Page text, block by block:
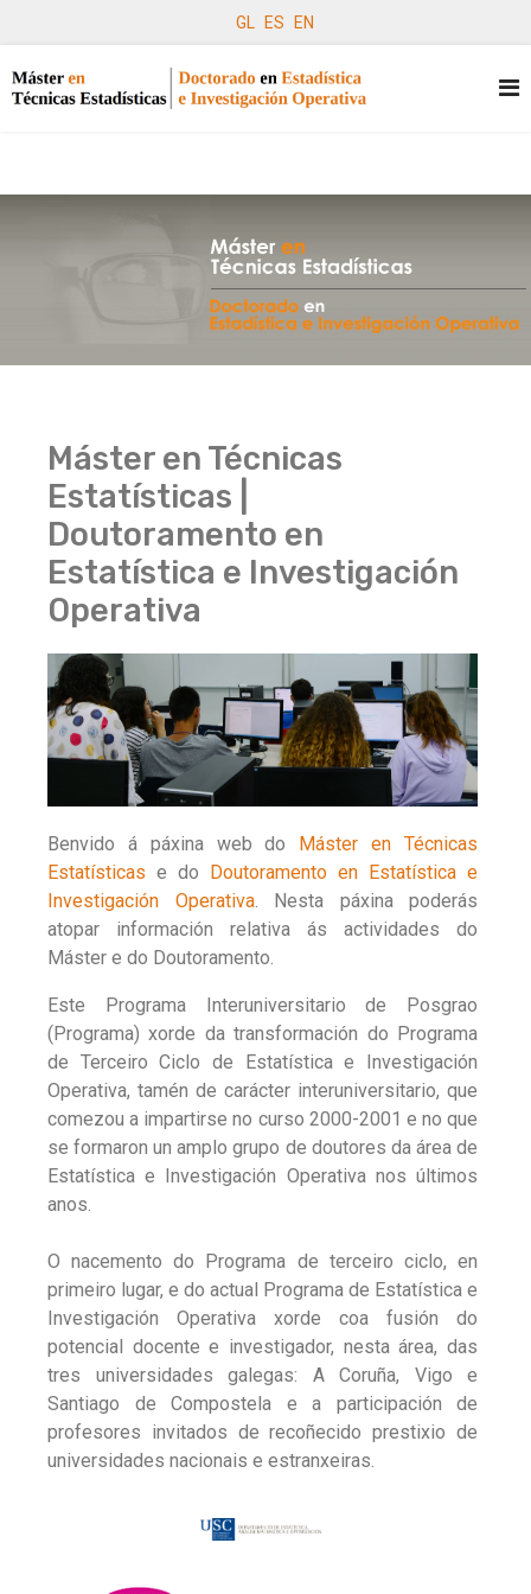
GL ES EN
Máster en Técnicas
Estatísticas |
Doutoramento en
Estatística e Investigación
Operativa
Benvido á páxina web do Máster en Técnicas
Estatísticas e do Doutoramento en Estatística e
Investigación Operativa. Nesta páxina poderás
atopar información relativa ás actividades do
Máster e do Doutoramento.
Este Programa Interuniversitario de Posgrao
(Programa) xorde da transformación do Programa
de Terceiro Ciclo de Estatística e Investigación
Operativa, tamén de carácter interuniversitario, que
comezou a impartirse no curso 2000-2001 e no que
se formaron un amplo grupo de doutores da área de
Estatística e Investigación Operativa nos últimos
anos.
O nacemento do Programa de terceiro ciclo, en
primeiro lugar, e do actual Programa de Estatística e
Investigación Operativa xorde coa fusión do
potencial docente e investigador, nesta área, das
tres universidades galegas: A Coruña, Vigo e
Santiago de Compostela e a participación de
profesores invitados de recoñecido prestixio de
universidades nacionais e estranxeiras.